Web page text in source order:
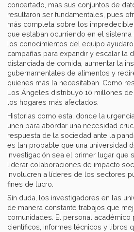
concertado, mas sus conjuntos de
resultaron ser fundamentales, pues
más completa sobre los
que estaban ocurriendo en el sistema
los conocimientos del equipo
campañas para expandir y escalar la
distanciada de comida, aumentar la
gubernamentales de alimentos y
quienes más la necesitaban. Como
Los Ángeles distribuyó 10 millones
los hogares más afectados.
Historias como esta, donde la
unen para abordar una necesidad
respuesta de la sociedad ante la
es tan probable que una universidad
investigación sea el primer lugar que
liderar colaboraciones de impacto
involucren a líderes de los sectores
fines de lucro.
Sin duda, los investigadores en las
de manera constante trabajos que
comunidades. El personal académico
científicos, informes técnicos y libros